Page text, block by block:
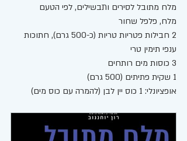
מלח מתובל לסירים ותבשילים, לפי הטעם
מלח, פלפל שחור
2 חבילות פטריות טריות (כ-500 גרם), חתוכות
ענפי תימין טרי
3 כוסות מים רותחים
1 שקית פתיתים (500 גרם)
אופציונלי: 1 כוס יין לבן (להמרה עם כוס מים)